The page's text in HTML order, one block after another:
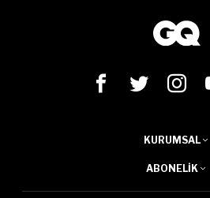
KURUMSAL
ABONELIK